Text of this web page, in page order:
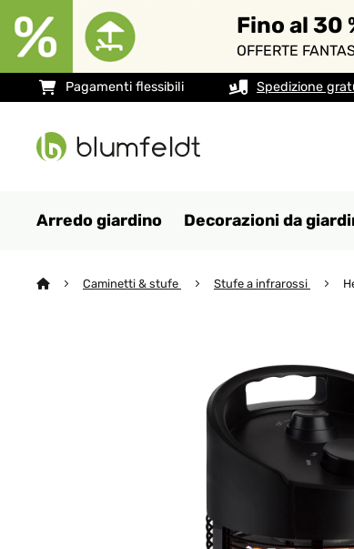
Fino al 30
OFFERTE
Pagamenti flessibili Spedizione
Arredo giardino Decorazioni da
Caminetti & stufe Stufe a infrarossi